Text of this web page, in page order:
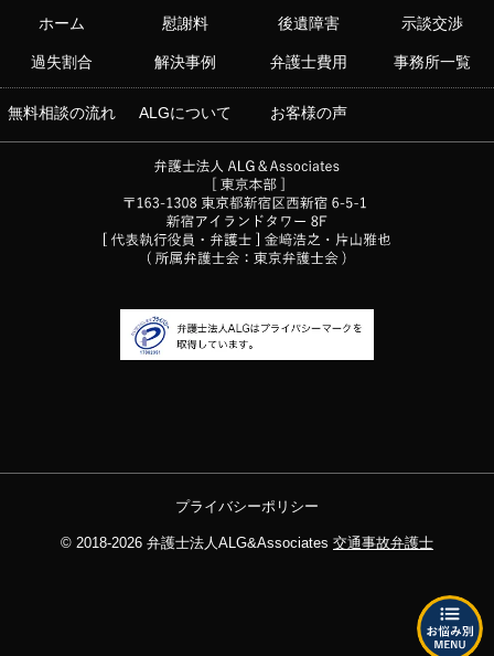
ホーム 慰謝料 後遺障害 示談交渉
過失割合 解決事例 弁護士費用 事務所一覧
無料相談の流れ ALGについて お客様の声
プライバシーポリシー
© 2018-2026 弁護士法人ALG&Associates 交通事故弁護士